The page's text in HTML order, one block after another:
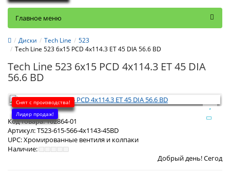
Главное меню
Диски Tech Line
523
Tech Line 523 6x15 PCD 4x114.3 ET 45 DIA 56.6 BD
Tech Line 523 6x15 PCD 4x114.3 ET 45 DIA
56.6 BD
Снят с производства!
Лидер продаж!
Код товара:102864-01
Артикул:T523-615-566-4x1143-45BD
UPC:Хромированные вентиля и колпаки
Наличие:
Добрый день! СегодняПятница 7